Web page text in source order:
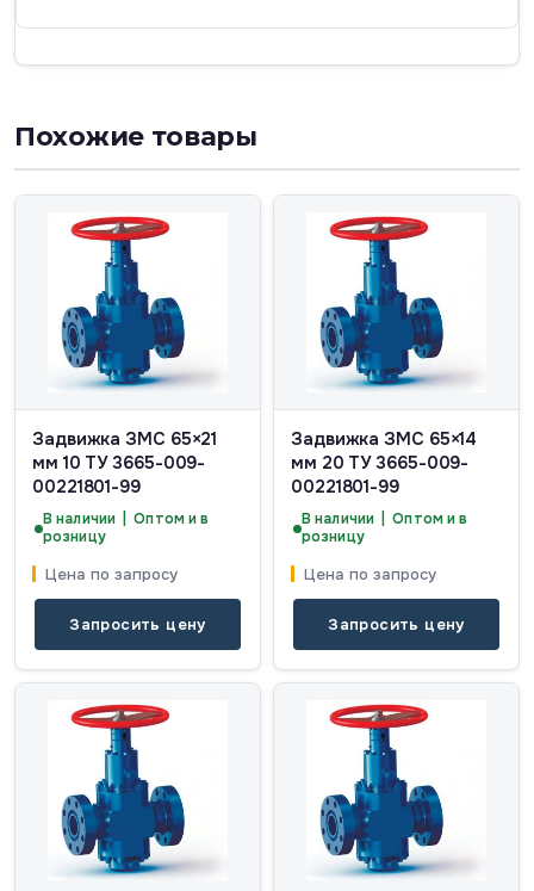
Похожие товары
Задвижка ЗМС 65×21
мм 10 ТУ 3665-009-
00221801-99
В наличии | Оптом и в
розницу
Цена по запросу
Запросить цену
Задвижка ЗМС 65×14
мм 20 ТУ 3665-009-
00221801-99
В наличии | Оптом и в
розницу
Цена по запросу
Запросить цену